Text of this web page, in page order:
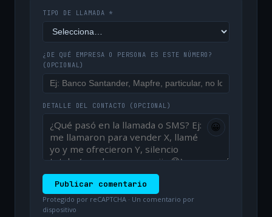
TIPO DE LLAMADA *
¿DE QUÉ EMPRESA O PERSONA ES ESTE NÚMERO?
(OPCIONAL)
DETALLE DEL CONTACTO (OPCIONAL)
😀
Publicar comentario
Protegido por reCAPTCHA · Un comentario por
dispositivo